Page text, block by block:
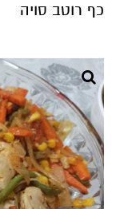
כף רוטב סויה